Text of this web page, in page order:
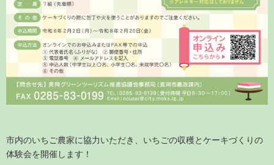
市内のいちご農家に協力いただき、いちごの収穫とケーキづくりの
体験会を開催します！